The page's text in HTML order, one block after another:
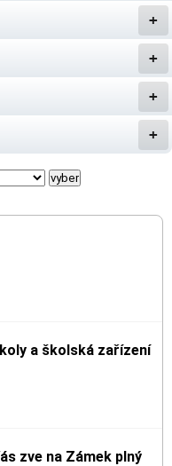
a školská zařízení
zve na Zámek plný